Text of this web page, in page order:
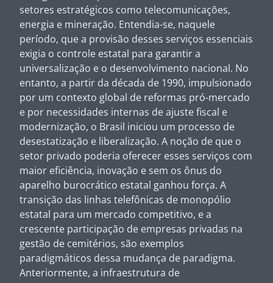
setores estratégicos como telecomunicações,
energia e mineração. Entendia-se, naquele
período, que a provisão desses serviços essenciais
exigia o controle estatal para garantir a
universalização e o desenvolvimento nacional. No
entanto, a partir da década de 1990, impulsionado
por um contexto global de reformas pró-mercado
e por necessidades internas de ajuste fiscal e
modernização, o Brasil iniciou um processo de
desestatização e liberalização. A noção de que o
setor privado poderia oferecer esses serviços com
maior eficiência, inovação e sem os ônus do
aparelho burocrático estatal ganhou força. A
transição das linhas telefônicas de monopólio
estatal para um mercado competitivo, e a
crescente participação de empresas privadas na
gestão de cemitérios, são exemplos
paradigmáticos dessa mudança de paradigma.
Anteriormente, a infraestrutura de